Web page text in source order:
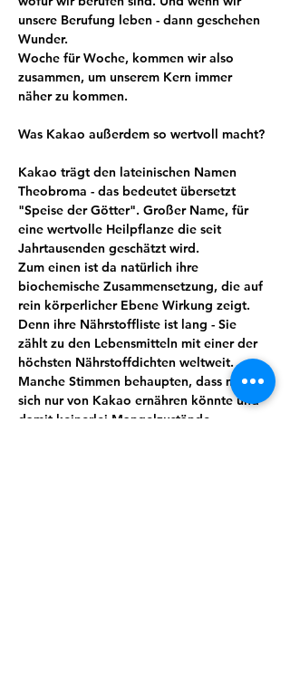
unsere Berufung leben - dann geschehen
Wunder.
Woche für Woche, kommen wir also
zusammen, um unserem Kern immer
näher zu kommen.
Was Kakao außerdem so wertvoll macht?
Kakao trägt den lateinischen Namen
Theobroma - das bedeutet übersetzt
"Speise der Götter". Großer Name, für
eine wertvolle Heilpflanze die seit
Jahrtausenden geschätzt wird.
Zum einen ist da natürlich ihre
biochemische Zusammensetzung, die auf
rein körperlicher Ebene Wirkung zeigt.
Denn ihre Nährstoffliste ist lang - Sie
zählt zu den Lebensmitteln mit einer der
höchsten Nährstoffdichten weltweit.
Manche Stimmen behaupten, dass man
sich nur von Kakao ernähren könnte und
damit keinerlei Mangelzustände